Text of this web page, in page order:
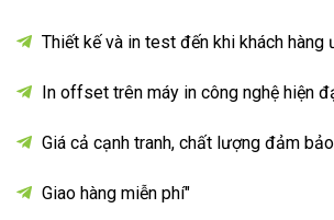
Thiết kế và in test đến khi khách hàng
In offset trên máy in công nghệ hiện
Giá cả cạnh tranh, chất lượng đảm bảo
Giao hàng miễn phí"